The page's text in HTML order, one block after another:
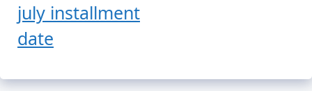
july installment
date